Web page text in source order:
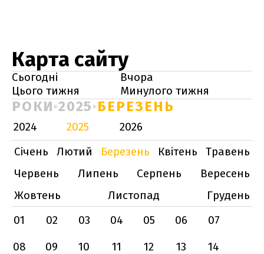
Карта сайту
Сьогодні
Вчора
Цього тижня
Минулого тижня
РОКИ 2025 БЕРЕЗЕНЬ
2024 2025
2026
Січень
Лютий Березень Квітень
Травень
Червень
Липень Серпень
Вересень
Жовтень
Листопад
Грудень
01
02 03 04 05 06
07
08
09 10 11 12 13
14